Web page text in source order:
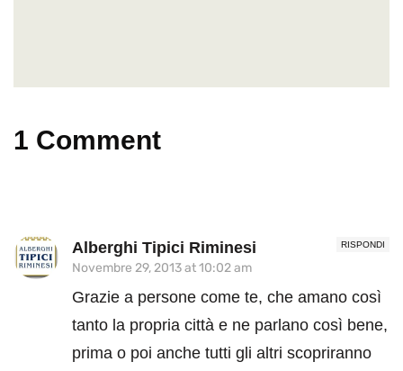
1 Comment
RISPONDI
Alberghi Tipici Riminesi
Novembre 29, 2013 at 10:02 am
Grazie a persone come te, che amano così
tanto la propria città e ne parlano così bene,
prima o poi anche tutti gli altri scopriranno